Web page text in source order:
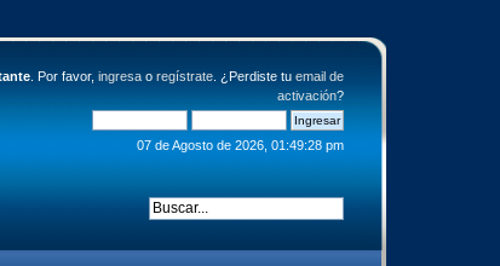
. Por favor, ingresao regístrate. ¿Perdiste tu email de
activación?
07 de Agosto de 2026, 01:49:28 pm